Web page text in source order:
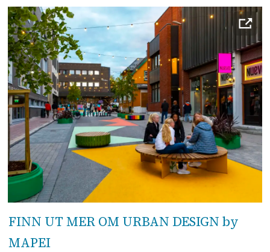
FINN UT MER OM URBAN DESIGN by
MAPEI